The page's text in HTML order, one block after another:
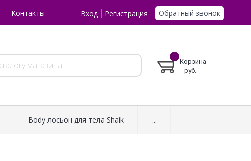
Контакты Вход Регистрация Обратный звонок
Корзина
руб.
Body лосьон для тела Shaik ...